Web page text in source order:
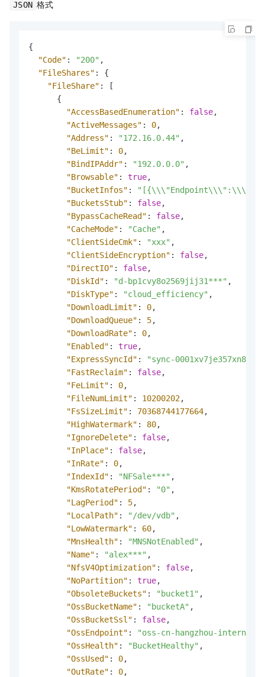
JSON 格式
{
"Code" : "200" ,
"FileShares" :
{
"FileShare" :
[
{
"AccessBasedEnumeration" : false,
"ActiveMessages" : 0,
"Address" : "172.16.0.44" ,
"BeLimit" : 0,
"BindIPAddr" : "192.0.0.0" ,
"Browsable" : true,
"BucketInfos" :
"BucketsStub" : false,
"BypassCacheRead" : false,
"CacheMode" : "Cache" ,
"ClientSideCmk" : "xxx" ,
"ClientSideEncryption" : false,
"DirectIO" : false,
"DiskId" : "d-bp1cvy8o2569jij31***" ,
"DiskType" : "cloud_efficiency" ,
"DownloadLimit" : 0,
"DownloadQueue" : 5,
"DownloadRate" : 0,
"Enabled" : true,
"ExpressSyncId" :
"sync-
"FastReclaim" : false,
"FeLimit" : 0,
"FileNumLimit" : 10200202,
"FsSizeLimit" : 70368744177664,
"HighWatermark" : 80,
"IgnoreDelete" : false,
"InPlace" : false,
"InRate" : 0,
"IndexId" : "NFSale***" ,
"KmsRotatePeriod" : "0" ,
"LagPeriod" : 5,
"LocalPath" : "/dev/vdb" ,
"LowWatermark" : 60,
"MnsHealth" : "MNSNotEnabled" ,
"Name" : "alex***" ,
"NfsV4Optimization" : false,
"NoPartition" : true,
"ObsoleteBuckets" : "bucket1" ,
"OssBucketName" : "bucketA" ,
"OssBucketSsl" : false,
"OssEndpoint" :
"oss-cn-hangzhou-
"OssHealth" : "BucketHealthy" ,
"OssUsed" : 0,
"OutRate" : 0,